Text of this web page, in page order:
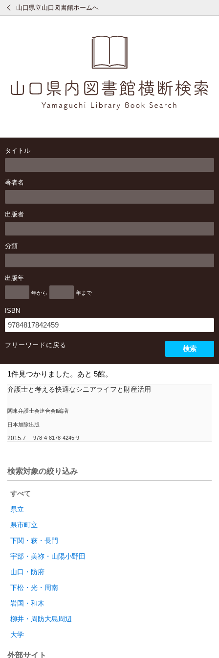
山口県立山口図書館ホームへ
タイトル
著者名
出版者
分類
出版年
年から 年まで
ISBN
検索
フリーワードに戻る
1件見つかりました。あと 1館。
弁護士と考える快適なシニアライフと財産活用
関東弁護士会連合会‖編著
日本加除出版
2015.7 978-4-8178-4245-9
検索対象の絞り込み
すべて
県立
県市町立
下関・萩・長門
宇部・美祢・山陽小野田
山口・防府
下松・光・周南
岩国・和木
柳井・周防大島周辺
大学
外部サイト